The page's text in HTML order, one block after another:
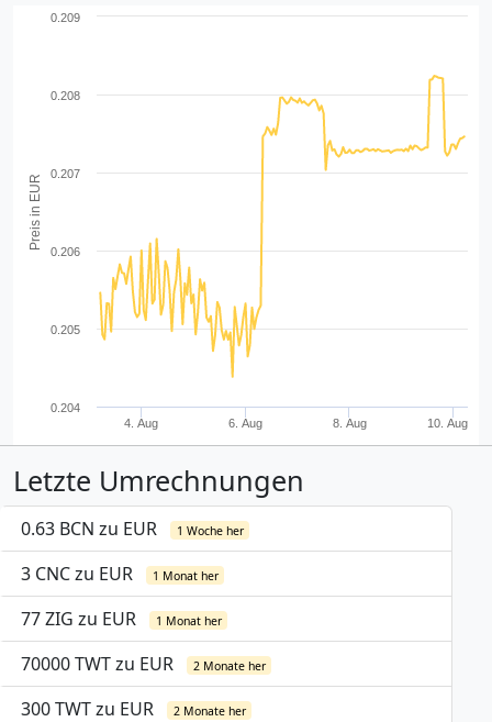
Preis in EUR
4. Aug 6. Aug 8. Aug 10. Aug
0.204
0.205
0.206
0.207
0.208
0.209
Letzte Umrechnungen
0.63 BCN zu EUR 1 Woche her
3 CNC zu EUR 1 Monat her
77 ZIG zu EUR 1 Monat her
70000 TWT zu EUR 2 Monate her
300 TWT zu EUR 2 Monate her